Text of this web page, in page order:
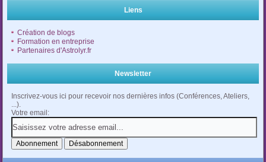
Liens
Création de blogs
Formation en entreprise
Partenaires d'Astrolyr.fr
Newsletter
Inscrivez-vous ici pour recevoir nos dernières infos (Conférences, Ateliers,
...).
Votre email: